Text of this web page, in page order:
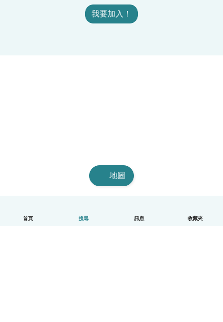
首頁 搜尋 訊息 收藏夾
我要加入！
地圖